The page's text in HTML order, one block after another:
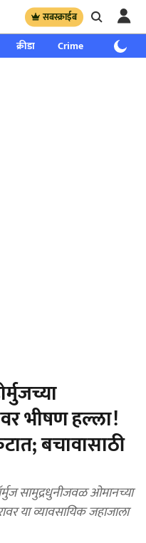
सबस्क्राईब
क्रीडा Crime साप्ताहिक
भीषण हल्ला!
बचावासाठी
सामुद्रधुनीजवळ ओमानच्या
या व्यावसायिक जहाजाला